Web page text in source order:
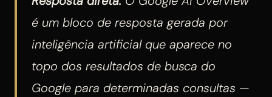
é um bloco de resposta gerada por
inteligência artificial que aparece no
topo dos resultados de busca do
Google para determinadas consultas —